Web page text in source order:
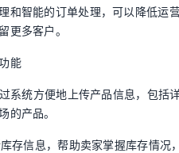
和智能的订单处理，可以降低运
更多客户。
能
系统方便地上传产品信息，包
的产品。
存信息，帮助卖家掌握库存情